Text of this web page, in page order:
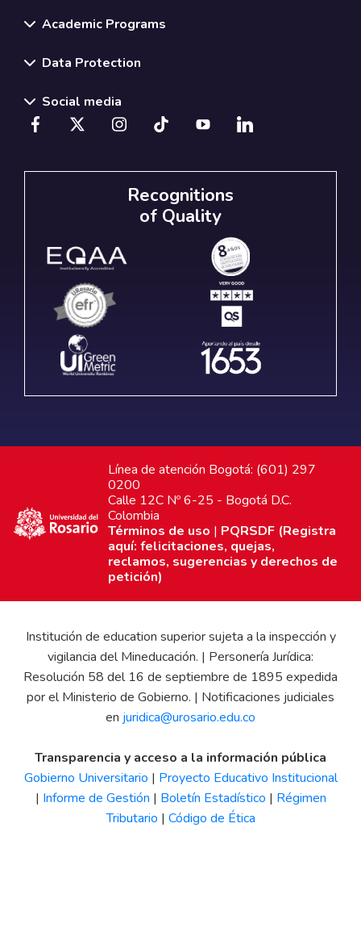
Academic Programs
Data Protection
Social media
Recognitions
of Quality
Línea de atención Bogotá: (601) 297
0200
Calle 12C Nº 6-25 - Bogotá D.C.
Colombia
Términos de uso | PQRSDF (Registra
aquí: felicitaciones, quejas,
reclamos, sugerencias y derechos de
petición)
Institución de education superior sujeta a la inspección y
vigilancia del Mineducación. | Personería Jurídica:
Resolución 58 del 16 de septiembre de 1895 expedida
por el Ministerio de Gobierno. | Notificaciones judiciales
en juridica@urosario.edu.co
Transparencia y acceso a la información pública
Gobierno Universitario | Proyecto Educativo Institucional
| Informe de Gestión | Boletín Estadístico | Régimen
Tributario | Código de Ética